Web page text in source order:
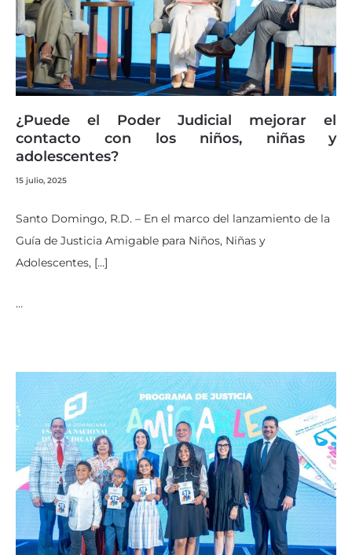
¿Puede el Poder Judicial mejorar el
contacto con los niños, niñas y
adolescentes?
15 julio, 2025
Santo Domingo, R.D. – En el marco del lanzamiento de la
Guía de Justicia Amigable para Niños, Niñas y
Adolescentes, […]
…